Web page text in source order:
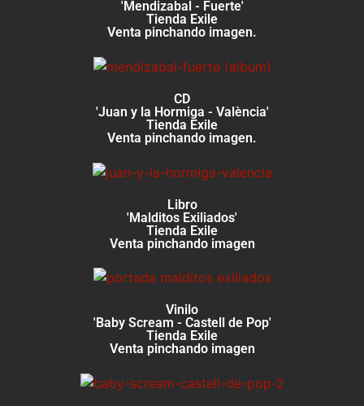
'Mendizabal - Fuerte'
Tienda Exile
Venta pinchando imagen.
CD
'Juan y la Hormiga - València'
Tienda Exile
Venta pinchando imagen.
Libro
'Malditos Exiliados'
Tienda Exile
Venta pinchando imagen
Vinilo
'Baby Scream - Castell de Pop'
Tienda Exile
Venta pinchando imagen